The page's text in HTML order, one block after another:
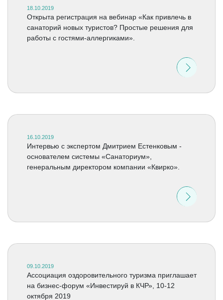
18.10.2019
Открыта регистрация на вебинар «Как привлечь в
санаторий новых туристов? Простые решения для
работы с гостями-аллергиками».
16.10.2019
Интервью с экспертом Дмитрием Естенковым -
основателем системы «Санаториум»,
генеральным директором компании «Квирко».
09.10.2019
Ассоциация оздоровительного туризма приглашает
на бизнес-форум «Инвестируй в КЧР», 10-12
октября 2019